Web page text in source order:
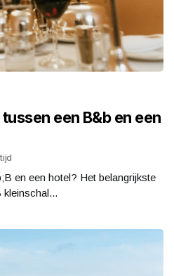
een B&b en een
en een hotel? Het belangrijkste